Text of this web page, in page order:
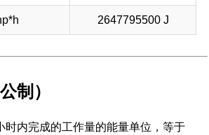
2647795500 J
制）
时内完成的工作量的能量单位，等于